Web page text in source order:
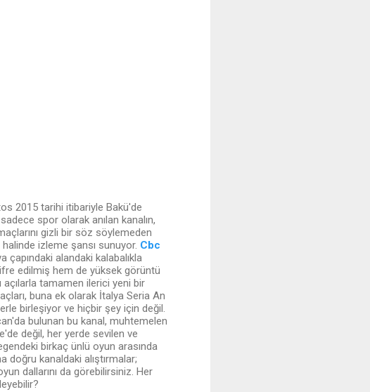
2015 tarihi itibariyle Bakü'de
spor olarak anılan kanalın,
gizli bir söz söylemeden
izleme şansı sunuyor. Cbc
çapındaki alandaki kalabalıkla
edilmiş hem de yüksek görüntü
açılarla tamamen ilerici yeni bir
buna ek olarak İtalya Seria An
birleşiyor ve hiçbir şey için değil.
bulunan bu kanal, muhtemelen
değil, her yerde sevilen ve
birkaç ünlü oyun arasında
doğru kanaldaki alıştırmalar;
dallarını da görebilirsiniz. Her